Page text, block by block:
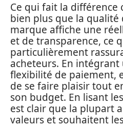
Ce qui fait la différence
bien plus que la qualité
marque affiche une
et de transparence, ce
particulièrement
acheteurs. En
flexibilité de paiement,
de se faire plaisir tout
son budget. En lisant
est clair que la plupart
valeurs et souhaitent